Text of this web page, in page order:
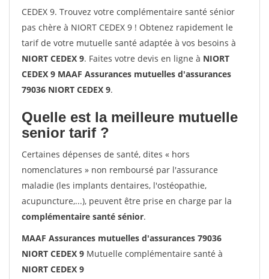
CEDEX 9. Trouvez votre complémentaire santé sénior
pas chère à NIORT CEDEX 9 ! Obtenez rapidement le
tarif de votre mutuelle santé adaptée à vos besoins à
NIORT CEDEX 9. Faites votre devis en ligne à NIORT
CEDEX 9 MAAF Assurances mutuelles d'assurances
79036 NIORT CEDEX 9.
Quelle est la meilleure mutuelle
senior tarif ?
Certaines dépenses de santé, dites « hors
nomenclatures » non remboursé par l'assurance
maladie (les implants dentaires, l'ostéopathie,
acupuncture,...), peuvent être prise en charge par la
complémentaire santé sénior.
MAAF Assurances mutuelles d'assurances 79036
NIORT CEDEX 9 Mutuelle complémentaire santé à
NIORT CEDEX 9